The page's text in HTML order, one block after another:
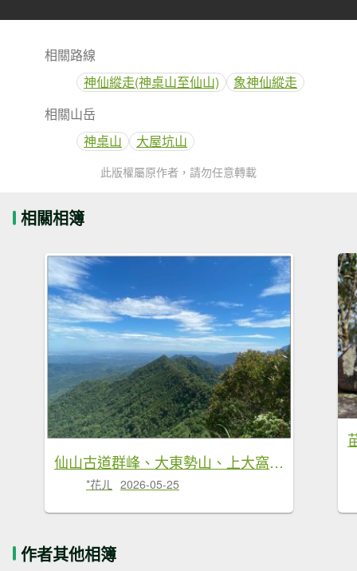
相關路線
神仙縱走(神桌山至仙山)
象神仙縱走
相關山岳
神桌山
大屋坑山
此版權屬原作者，請勿任意轉載
相關相簿
仙山古道群峰、大東勢山、上大窩山 O型縱走
*花ㄦ 2026-05-25
作者其他相簿